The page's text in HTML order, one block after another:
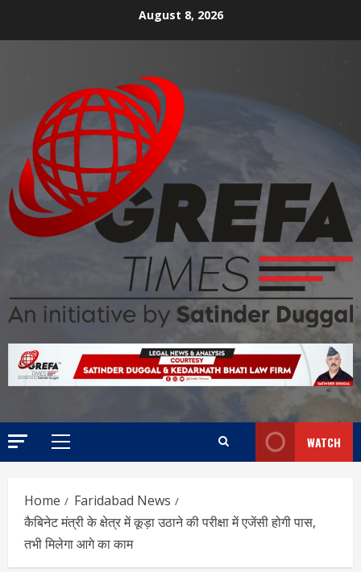
August 8, 2026
WATCH
Home
Faridabad News
कैबिनेट मंत्री के क्षेत्र में कूड़ा उठाने की परीक्षा में एजेंसी होगी पास,
तभी मिलेगा आगे का काम